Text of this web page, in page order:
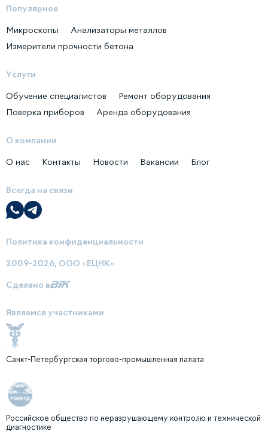
Популярное
Микроскопы
Анализаторы металлов
Измерители прочности бетона
Услуги
Обучение специалистов
Ремонт оборудования
Поверка приборов
Аренда оборудования
О компании
О нас Контакты Новости Вакансии Блог
Всегда на связи
Политика конфиденциальности
2009-2026, ООО «ЕЦНК»
Сделано в
Являемся участниками
Санкт-Петербургская торгово-промышленная палата
Российское общество по неразрушающему контролю и технической
диагностике